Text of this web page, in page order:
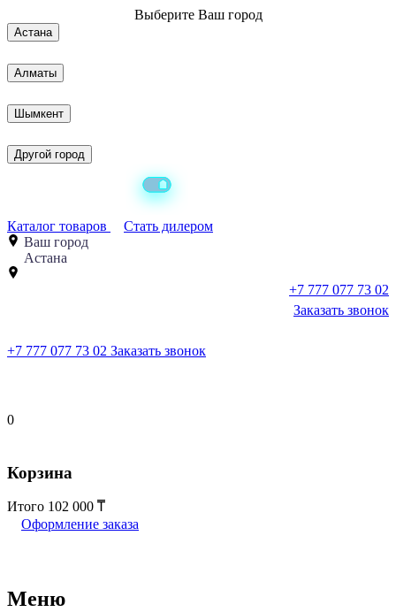
Выберите Ваш город
Астана
Алматы
Шымкент
Другой город
Каталог товаров
Стать дилером
Ваш город
Астана
+7 777 077 73 02
Заказать звонок
+7 777 077 73 02 Заказать звонок
0
Корзина
Итого 102 000
Оформление заказа
Меню